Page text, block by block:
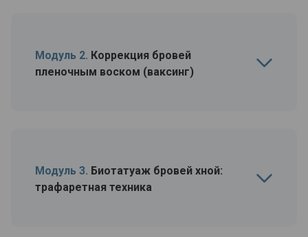
Модуль 2. Коррекция бровей
пленочным воском (ваксинг)
Модуль 3. Биотатуаж бровей хной:
трафаретная техника